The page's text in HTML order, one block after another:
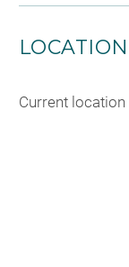
Current location